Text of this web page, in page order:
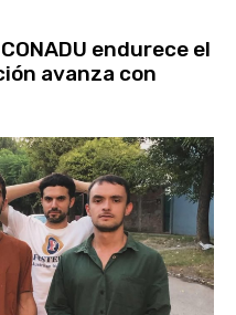
endurece el
avanza con